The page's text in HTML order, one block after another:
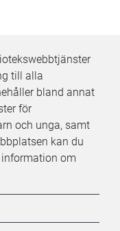
till alla
bland annat
för
och unga, samt
kan du
om